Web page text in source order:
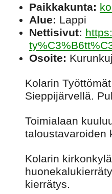
Paikkakunta:
Alue: Lappi
Nettisivut:
Osoite:
Kolarin
Sieppijärvellä.
Toimialaan
taloustavaroiden
Kolarin
kierrätys.